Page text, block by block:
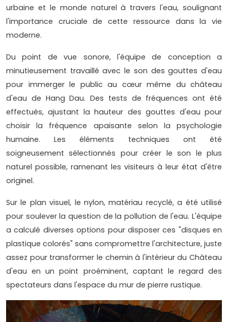
urbaine et le monde naturel à travers l'eau, soulignant
l'importance cruciale de cette ressource dans la vie
moderne.
Du point de vue sonore, l'équipe de conception a
minutieusement travaillé avec le son des gouttes d'eau
pour immerger le public au cœur même du château
d'eau de Hang Dau. Des tests de fréquences ont été
effectués, ajustant la hauteur des gouttes d'eau pour
choisir la fréquence apaisante selon la psychologie
humaine. Les éléments techniques ont été
soigneusement sélectionnés pour créer le son le plus
naturel possible, ramenant les visiteurs à leur état d'être
originel.
Sur le plan visuel, le nylon, matériau recyclé, a été utilisé
pour soulever la question de la pollution de l'eau. L'équipe
a calculé diverses options pour disposer ces "disques en
plastique colorés" sans compromettre l'architecture, juste
assez pour transformer le chemin à l'intérieur du Château
d'eau en un point proéminent, captant le regard des
spectateurs dans l'espace du mur de pierre rustique.